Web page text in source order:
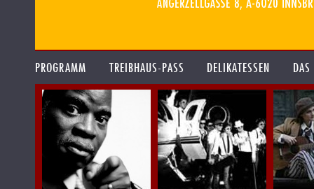
PROGRAMM TREIBHAUS-PASS DELIKATESSEN